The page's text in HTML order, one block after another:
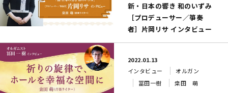
新・日本の響き 和のいずみ
［プロデューサー／箏奏
者］片岡リサ インタビュー
2022.01.13
インタビュー
オルガン
冨田一樹
桒田 萌